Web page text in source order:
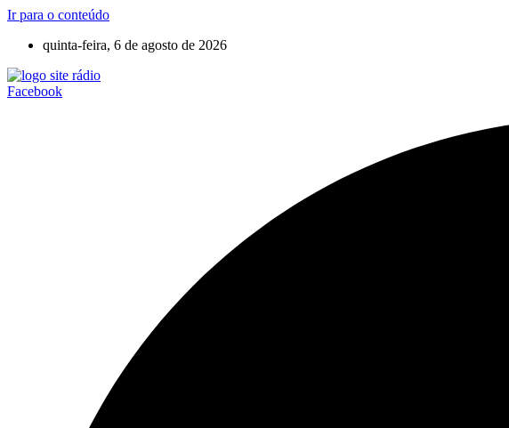
Ir para o conteúdo
quinta-feira, 6 de agosto de 2026
Facebook